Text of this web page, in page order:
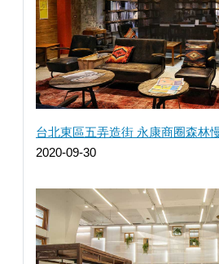
台北東區五弄造街 永康商圈森林
2020-09-30